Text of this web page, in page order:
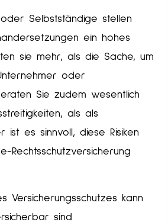
Selbstständige stellen
ein hohes
sie mehr, als die Sache, um
oder
Sie zudem wesentlich
als als
ist es sinnvoll, diese Risiken
Rechts­schutz­ver­si­che­rung
Versicherungsschutzes kann
sind